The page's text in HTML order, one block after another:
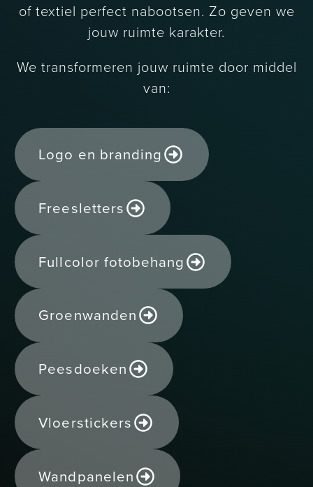
of textiel perfect nabootsen. Zo geven we
jouw ruimte karakter.
We transformeren jouw ruimte door middel
van:
Logo en branding
Freesletters
Fullcolor fotobehang
Groenwanden
Peesdoeken
Vloerstickers
Wandpanelen